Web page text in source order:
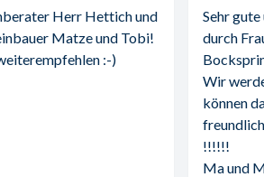
Herr Hettich und
Matze und Tobi!
:-)
Sehr
durch
Wir
können
!!!!!!
Ma und